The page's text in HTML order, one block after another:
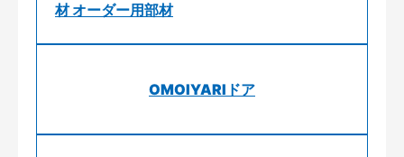
材 オーダー用部材
OMOIYARIドア